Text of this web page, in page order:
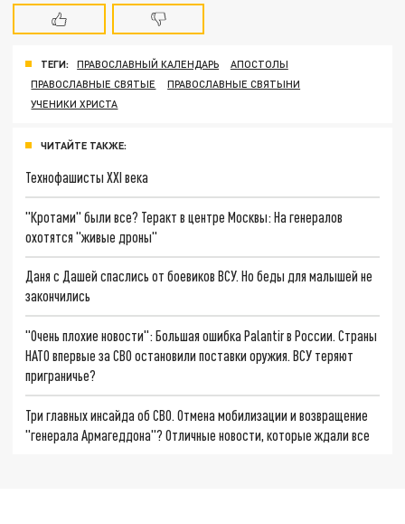
ТЕГИ: ПРАВОСЛАВНЫЙ КАЛЕНДАРЬ
АПОСТОЛЫ
ПРАВОСЛАВНЫЕ СВЯТЫЕ
ПРАВОСЛАВНЫЕ СВЯТЫНИ
УЧЕНИКИ ХРИСТА
ЧИТАЙТЕ ТАКЖЕ:
Технофашисты XXI века
"Кротами" были все? Теракт в центре Москвы: На генералов
охотятся "живые дроны"
Даня с Дашей спаслись от боевиков ВСУ. Но беды для малышей не
закончились
"Очень плохие новости": Большая ошибка Palantir в России. Страны
НАТО впервые за СВО остановили поставки оружия. ВСУ теряют
приграничье?
Три главных инсайда об СВО. Отмена мобилизации и возвращение
"генерала Армагеддона"? Отличные новости, которые ждали все